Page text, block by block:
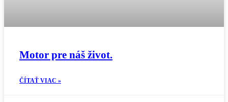
Motor pre náš život.
ČÍTAŤ VIAC »